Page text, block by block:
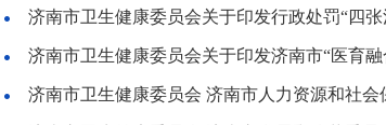
济南市卫生健康委员会关于印发行政处罚“四张